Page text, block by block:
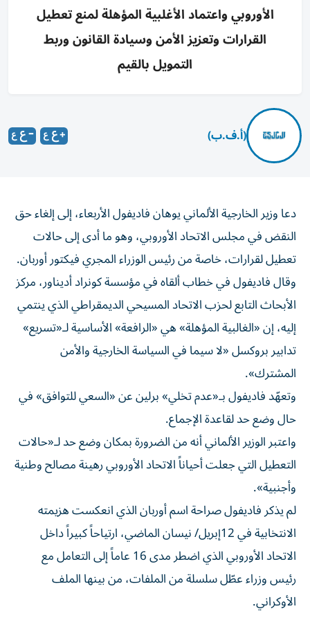
الأوروبي واعتماد الأغلبية المؤهلة لمنع تعطيل
القرارات وتعزيز الأمن وسيادة القانون وربط
التمويل بالقيم
(أ.ف.ب)
دعا وزير الخارجية الألماني يوهان فاديفول الأربعاء، إلى إلغاء حق
النقض في مجلس الاتحاد الأوروبي، وهو ما أدى إلى حالات
تعطيل لقرارات، خاصة من رئيس الوزراء المجري فيكتور أوربان.
وقال فاديفول في خطاب ألقاه في مؤسسة كونراد أديناور، مركز
الأبحاث التابع لحزب الاتحاد المسيحي الديمقراطي الذي ينتمي
إليه، إن «الغالبية المؤهلة» هي «الرافعة» الأساسية لـ«تسريع»
تدابير بروكسل «لا سيما في السياسة الخارجية والأمن
المشترك».
وتعهّد فاديفول بـ«عدم تخلي» برلين عن «السعي للتوافق» في
حال وضع حد لقاعدة الإجماع.
واعتبر الوزير الألماني أنه من الضرورة بمكان وضع حد لـ«حالات
التعطيل التي جعلت أحياناً الاتحاد الأوروبي رهينة مصالح وطنية
وأجنبية».
لم يذكر فاديفول صراحة اسم أوربان الذي انعكست هزيمته
الانتخابية في 12
إبريل/ نيسان الماضي، ارتياحاً كبيراً داخل
الاتحاد الأوروبي الذي اضطر مدى 16 عاماً إلى التعامل مع
رئيس وزراء عطّل سلسلة من الملفات، من بينها الملف
الأوكراني.